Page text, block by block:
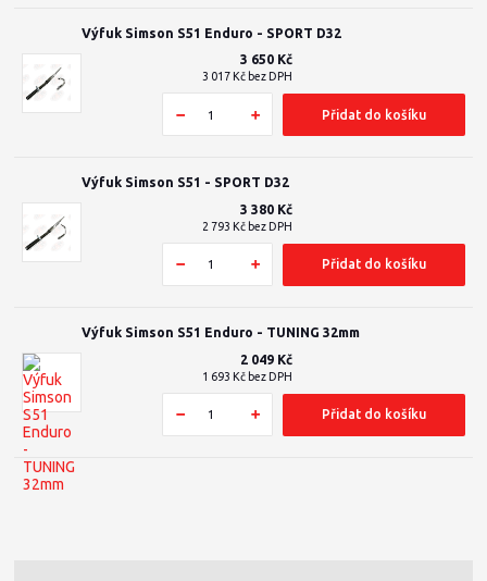
Výfuk Simson S51 Enduro - SPORT D32
3 650 Kč
3 017 Kč bez DPH
Přidat do košíku
Výfuk Simson S51 - SPORT D32
3 380 Kč
2 793 Kč bez DPH
Přidat do košíku
Výfuk Simson S51 Enduro - TUNING 32mm
2 049 Kč
1 693 Kč bez DPH
Přidat do košíku